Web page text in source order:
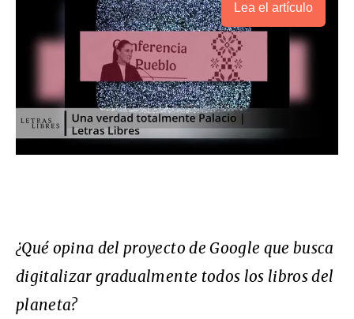
Lea el artículo
¿Qué opina del proyecto de Google que busca
digitalizar gradualmente todos los libros del
planeta?